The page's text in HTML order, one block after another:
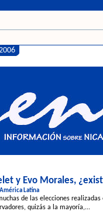
y Evo Morales,
Latina
de las elecciones
quizás a la mayoría,...